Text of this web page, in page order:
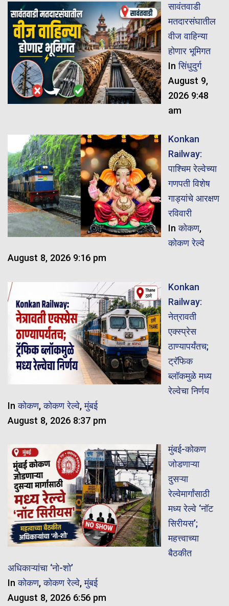
सावंतवाडी
मतदारसंघातील
वीज वाहिन्या
होणार भूमिगत
Inसिंधुदुर्ग
August 9,
2026 9:48
am
Konkan
Railway:
पाश्चिम रेल्वेच्या
गणपती विशेष
गाड्यांचे आरक्षण
रविवारी
Inकोकण,
कोकण रेल्वे
August 8, 2026 9:16 pm
Konkan
Railway:
नेत्रावती
एक्स्प्रेस
ठाण्यापर्यंतच;
ट्रॅफिक
ब्लॉकमुळे मध्य
रेल्वेचा निर्णय
Inकोकण,कोकण रेल्वे,मुंबई
August 8, 2026 8:37 pm
मुंबई-कोकण
जोडणाऱ्या
दुसऱ्या
रेल्वेमार्गांसाठी
मध्य रेल्वे ‘नॉट
सिरीयस’;
महत्त्वाच्या
बैठकीत
अधिकाऱ्यांचा ‘नो-शो’
Inकोकण,कोकण रेल्वे,मुंबई
August 8, 2026 6:56 pm